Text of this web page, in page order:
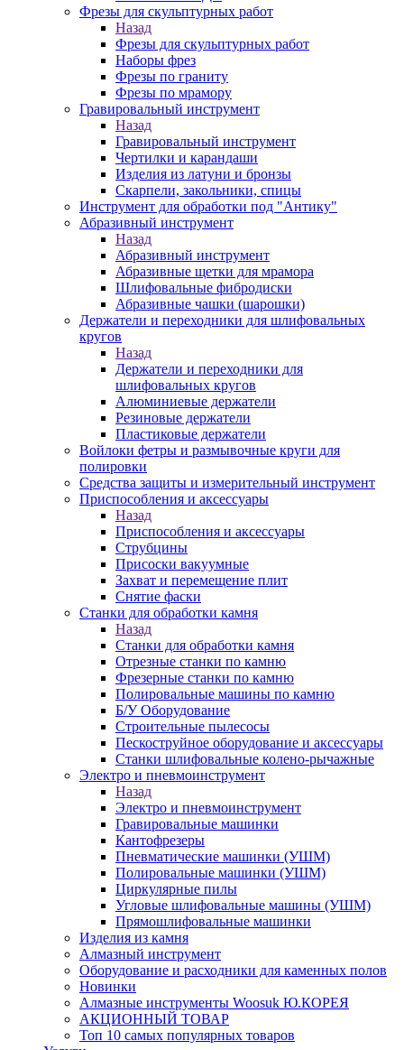
Фрезы для скульптурных работ
Назад
Фрезы для скульптурных работ
Наборы фрез
Фрезы по граниту
Фрезы по мрамору
Гравировальный инструмент
Назад
Гравировальный инструмент
Чертилки и карандаши
Изделия из латуни и бронзы
Скарпели, закольники, спицы
Инструмент для обработки под "Антику"
Абразивный инструмент
Назад
Абразивный инструмент
Абразивные щетки для мрамора
Шлифовальные фибродиски
Абразивные чашки (шарошки)
Держатели и переходники для шлифовальных
кругов
Назад
Держатели и переходники для
шлифовальных кругов
Алюминиевые держатели
Резиновые держатели
Пластиковые держатели
Войлоки фетры и размывочные круги для
полировки
Средства защиты и измерительный инструмент
Приспособления и аксессуары
Назад
Приспособления и аксессуары
Струбцины
Присоски вакуумные
Захват и перемещение плит
Снятие фаски
Станки для обработки камня
Назад
Станки для обработки камня
Отрезные станки по камню
Фрезерные станки по камню
Полировальные машины по камню
Б/У Оборудование
Строительные пылесосы
Пескоструйное оборудование и аксессуары
Станки шлифовальные колено-рычажные
Электро и пневмоинструмент
Назад
Электро и пневмоинструмент
Гравировальные машинки
Кантофрезеры
Пневматические машинки (УШМ)
Полировальные машинки (УШМ)
Циркулярные пилы
Угловые шлифовальные машины (УШМ)
Прямошлифовальные машинки
Изделия из камня
Алмазный инструмент
Оборудование и расходники для каменных полов
Новинки
Алмазные инструменты Woosuk Ю.КОРЕЯ
АКЦИОННЫЙ ТОВАР
Топ 10 самых популярных товаров